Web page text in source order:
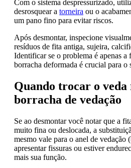
Com o sistema despressurizado,
desrosquear a torneira ou o
um pano fino para evitar riscos.
Após desmontar, inspecione
resíduos de fita antiga, sujeira,
Identificar se o problema é apenas a
borracha deformada é crucial para o
Quando trocar o veda
borracha de vedação
Se ao desmontar você notar que a
muito fina ou deslocada, a
mesmo vale para o anel de vedação
apresentar fissuras ou estiver
mais sua função.